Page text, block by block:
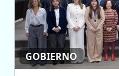
GOBIERNO